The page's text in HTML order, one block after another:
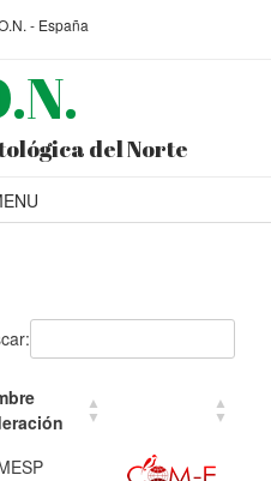
- España
del Norte